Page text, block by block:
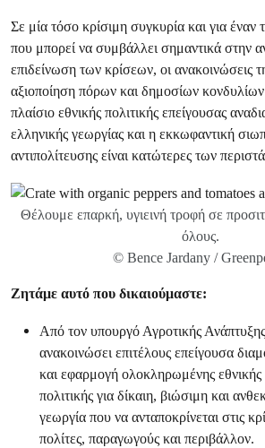
Σε μία τόσο κρίσιμη συγκυρία και για έναν
που μπορεί να συμβάλλει σημαντικά στην
επιδείνωση των κρίσεων, οι ανακοινώσεις
αξιοποίηση πόρων και δημοσίων
πλαίσιο εθνικής πολιτικής επείγουσας
ελληνικής γεωργίας και η εκκωφαντική
αντιπολίτευσης είναι κατώτερες των
Θέλουμε επαρκή, υγιεινή τροφή σε
όλους.
© Bence Jardany /
Ζητάμε αυτό που δικαιούμαστε:
Από τον υπουργό Αγροτικής
ανακοινώσει επιτέλους επείγουσα
και εφαρμογή ολοκληρωμένης εθνικής
πολιτικής για δίκαιη, βιώσιμη και
γεωργία που να ανταποκρίνεται στις
πολίτες, παραγωγούς και περιβάλλον.